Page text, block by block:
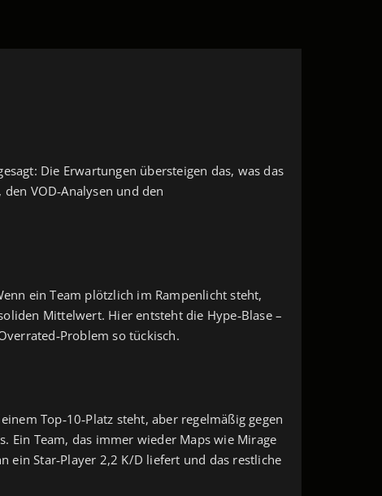
Die Erwartungen übersteigen das, was das
VOD‑Analysen und den
ein Team plötzlich im Rampenlicht steht,
Mittelwert. Hier entsteht die Hype‑Blase –
so tückisch.
Top‑10‑Platz steht, aber regelmäßig gegen
Ein Team, das immer wieder Maps wie Mirage
ein Star‑Player 2,2 K/D liefert und das restliche